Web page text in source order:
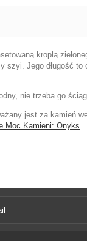
kroplą
Jego długość to
nie trzeba go
jest za kamień
Moc Kamieni: Onyks